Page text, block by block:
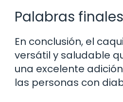
Palabras finales
En conclusión, el
versátil y saludable
una excelente
las personas con